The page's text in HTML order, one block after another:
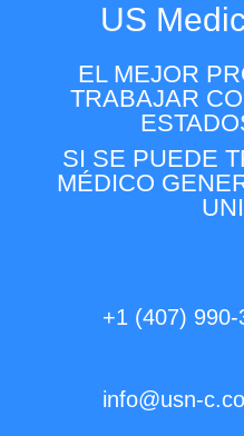
US
EL MEJOR
TRABAJAR
SI SE PUEDE
MÉDICO
+1 (407) 990-
info@usn-